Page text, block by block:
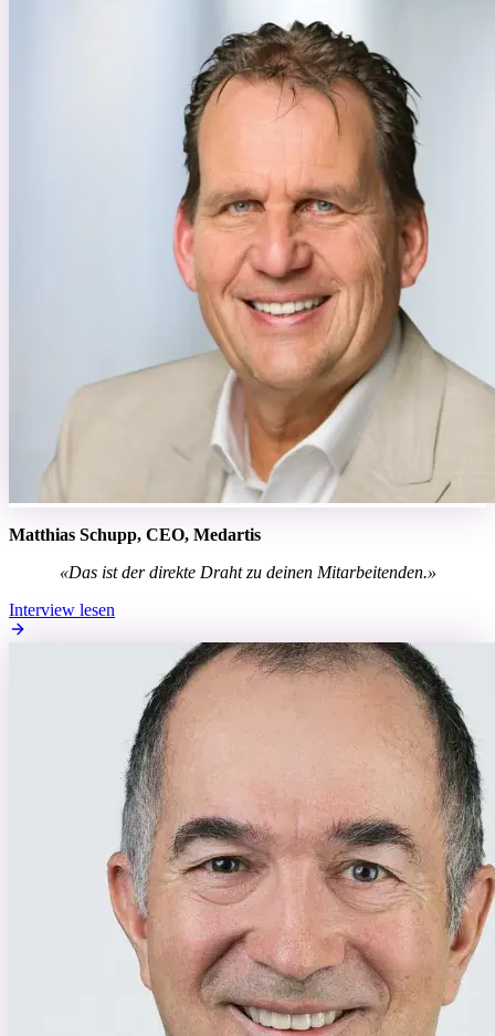
Matthias Schupp, CEO, Medartis
«Das ist der direkte Draht zu deinen Mitarbeitenden.»
Interview lesen